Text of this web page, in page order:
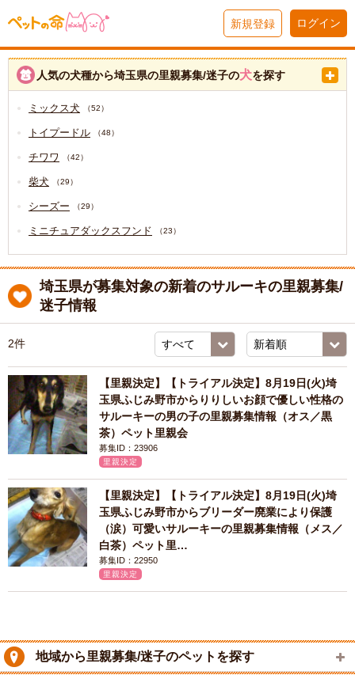
新規登録 ログイン
人気の犬種から埼玉県の里親募集/迷子の犬を探す
ミックス犬 （52）
トイプードル （48）
チワワ （42）
柴犬 （29）
シーズー （29）
ミニチュアダックスフンド （23）
埼玉県が募集対象の新着のサルーキの里親募集/
迷子情報
2件
【里親決定】【トライアル決定】8月19日(火)埼
玉県ふじみ野市からりりしいお顔で優しい性格の
サルーキーの男の子の里親募集情報（オス／黒
茶）ペット里親会
募集ID：23906
里親決定
【里親決定】【トライアル決定】8月19日(火)埼
玉県ふじみ野市からブリーダー廃業により保護
（涙）可愛いサルーキーの里親募集情報（メス／
白茶）ペット里…
募集ID：22950
里親決定
地域から里親募集/迷子のペットを探す